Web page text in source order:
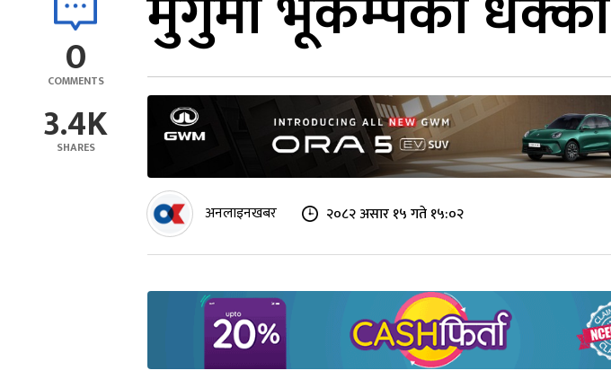
0
COMMENTS
3.4K
SHARES
अनलाइनखबर २०८२ असार १५ गते १५:०२